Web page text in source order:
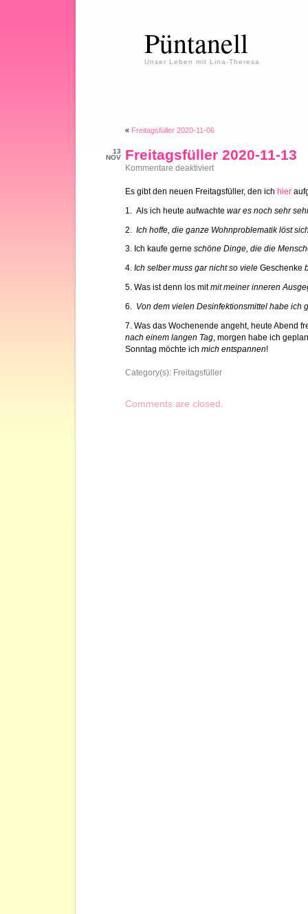
Püntanell
Unser Leben mit Lina-Theresa
« Freitagsfüller 2020-11-06
13
NOV
Freitagsfüller 2020-11-13
Kommentare deaktiviertfür
11-
Es gibt den neuen Freitagsfüller, den ich hier
1. Als ich heute aufwachte war es noch sehr
2. Ich hoffe, die ganze Wohnproblematik löst
3. Ich kaufe gerne schöne Dinge, die die
4. Ich selber muss gar nicht so viele Geschenke
5. Was ist denn los mitmit meiner inneren
6. Von dem vielen Desinfektionsmittel habe ich
7. Was das Wochenende angeht, heute Abend
nach einem langen Tag , morgen habe ich
Sonntag möchte ich mich entspannen!
Category(s): Freitagsfüller
Comments are closed.